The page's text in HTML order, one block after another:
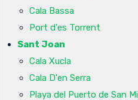
Cala Bassa
Port d'es Torrent
Sant Joan
Cala Xucla
Cala D'en Serra
Playa del Puerto de San